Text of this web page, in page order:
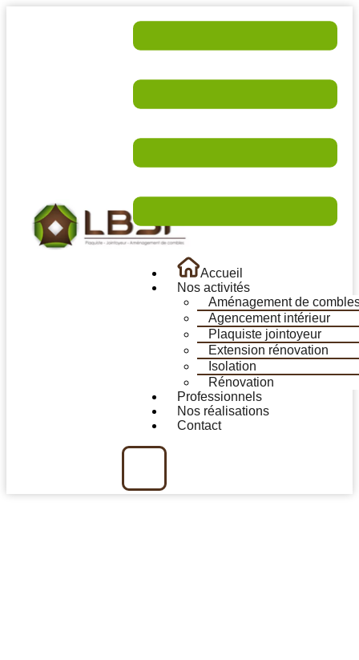
Accueil
Nos activités
Aménagement de
Agencement intérieur
Plaquiste jointoyeur
Extension rénovation
Isolation
Rénovation
Professionnels
Nos réalisations
Contact